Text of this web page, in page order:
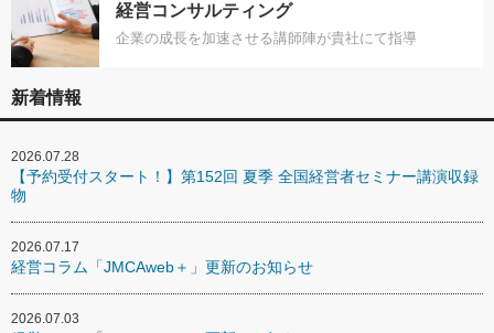
経営コンサルティング
企業の成長を加速させる講師陣が貴社にて指導
新着情報
2026.07.28
【予約受付スタート！】第152回 夏季 全国経営者セミナー講演収録
物
2026.07.17
経営コラム「JMCAweb＋」更新のお知らせ
2026.07.03